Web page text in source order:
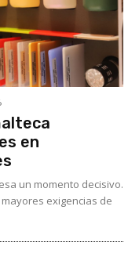
en
un momento decisivo.
exigencias de